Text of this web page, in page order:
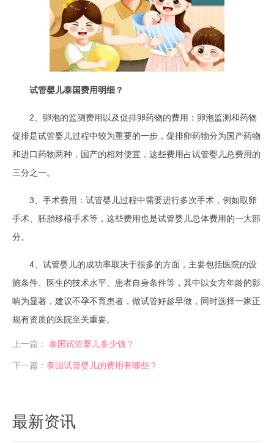
试管婴儿泰国费用明细？
2、卵泡的监测费用以及促排卵药物的费用：卵泡监测和药物
促排是试管婴儿过程中较为重要的一步，促排卵药物分为国产药物
和进口药物两种，国产的相对便宜，这些费用占试管婴儿总费用的
三分之一。
3、手术费用：试管婴儿过程中需要进行多次手术，例如取卵
手术、胚胎移植手术等，这些费用也是试管婴儿总体费用的一大部
分。
4、试管婴儿的成功率取决于很多的方面，主要包括医院的设
施条件、医生的技术水平、患者自身条件等，其中以女方年龄的影
响为显著，建议不孕不育患者，做试管好趁早做，同时选择一家正
规有资质的医院至关重要。
上一篇： 泰国试管婴儿多少钱？​
下一篇： 泰国试管婴儿的费用有哪些？
最新资讯